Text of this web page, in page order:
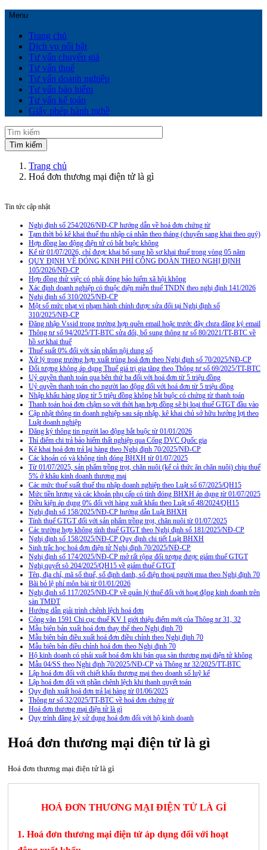
Menu
Trang chủ
Dịch vụ nổi bật
Tư vấn chuyển giá
Tư vấn thuế
Tư vấn doanh nghiệp
Tư vấn bảo hiểm
Tư vấn kế toán
Giấy phép hành nghề
Trang chủ
Hoá đơn thương mại điện tử là gì
Tin tức cập nhật
Nghị định số 254/2026/NĐ-CP hướng dẫn về hoá đơn chứng từ
Tạm thời bỏ kê khai thuế thu nhập cá nhân theo tháng (chuyển sang khai theo quý)
Hợp đồng lao động điện tử có bắt buộc không
Kể từ 01/07/2026, chỉ được khai bổ sung hồ sơ khai thuế trong vòng 05 năm
QUY ĐỊNH VỀ ĐÓNG KINH PHÍ CÔNG ĐOÀN THEO NGHỊ ĐỊNH
105/2026/NĐ-CP
Hợp đồng thử việc có phải đóng bảo hiểm xã hội không
Xác định doanh nghiệp có thuộc diện miễn thuế TNDN theo nghị định 141/2026
Nghị định số 310/2025/NĐ-CP
Một số mức phạt vi phạm hành chính được sửa đổi tại Nghị định số
310/2025/NĐ-CP
Đăng nhập Vssid trong trường hợp quên email hoặc trước đây chưa đăng ký email
Thông tư số 94/2025/TT-BTC sửa đổi, bổ sung thông tư số 80/2021/TT-BTC về
hồ sơ khai thuế
Thuế suất 0% đối với sản phẩm nội dung số
Xử lý trong trường hợp xuất trùng hoá đơn theo Nghị định số 70/2025/NĐ-CP
Đối tượng không áp dụng Thuế giá trị gia tăng theo Thông tư số 69/2025/TT-BTC
Uỷ quyền thanh toán qua bên thứ ba đối với hoá đơn từ 5 triệu đồng
Uỷ quyền thanh toán cho người lao động đối với hoá đơn từ 5 triệu đồng
Nhập khẩu hàng tặng từ 5 triệu đồng không bắt buộc có chứng từ thanh toán
Thanh toán hoá đơn chậm so với thời hạn hợp đồng sẽ bị loại thuế GTGT đầu vào
Cập nhật thông tin doanh nghiệp sau sáp nhập, kê khai chủ sở hữu hưởng lợi theo
Luật doanh nghiệp
Đăng ký thông tin người lao động bắt buộc từ 01/01/2026
Thí điểm chi trả bảo hiểm thất nghiệp qua Cổng DVC Quốc gia
Kê khai hoá đơn trả lại hàng theo Nghị định 70/2025/NĐ-CP
Các khoản có và không tính đóng BHXH từ 01/07/2025
Từ 01/07/2025, sản phẩm trồng trọt, chăn nuôi (kể cả thức ăn chăn nuôi) chịu thuế
5% ở khâu kinh doanh thương mại
Các mức thuế suất thuế thu nhập doanh nghiệp theo Luật số 67/2025/QH15
Mức tiền lương và các khoản phụ cấp có tính đóng BHXH áp dụng từ 01/07/2025
Điều kiện áp dụng 0% đối với hàng xuất khẩu theo Luật số 48/2024/QH15
Nghị định số 158/2025/NĐ-CP hướng dẫn Luật BHXH
Tính thuế GTGT đối với sản phẩm trồng trọt, chăn nuôi từ 01/07/2025
Các trường hợp không tính thuế GTGT theo Nghị định số 181/2025/NĐ-CP
Nghị định số 158/2025/NĐ-CP Quy định chi tiết Luật BHXH
Sinh trắc học hoá đơn điện tử Nghị định 70/2025/NĐ-CP
Nghị định số 174/2025/NĐ-CP mở rất rộng đối tượng được giảm thuế GTGT
Nghị quyết sô 204/2025/QH15 về giảm thuế GTGT
Tên, địa chỉ, mã số thuế, số định danh, số điện thoại người mua theo Nghị định 70
Bãi bỏ lệ phí môn bài từ 01/01/2026
Nghị định số 117/2025/NĐ-CP về quản lý thuế đối với hoạt động kinh doanh trên
sàn TMĐT
Hướng dẫn giải trình chênh lệch hoá đơn
Công văn 1591 Chi cục thuế KV I giới thiệu điểm mới của Thông tư 31, 32
Mẫu biên bản xuất hoá đơn thay thế theo Nghị định 70
Mẫu biên bản điều xuất hoá đơn điều chỉnh theo Nghị định 70
Mẫu biên bản điều chỉnh hoá đơn theo Nghị định 70
Hộ kinh doanh có phải xuất hoá đơn khi bán qua sàn thương mại điện tử không
Mẫu 04/SS theo Nghi định 70/2025/NĐ-CP và Thông tư 32/2025/TT-BTC
Lập hoá đơn đối với chiết khấu thương mại theo doanh số luỹ kế
Lập hoá đơn đối với phần chênh lệch khi thanh quyết toán
Quy định xuất hoá đơn trả lại hàng từ 01/06/2025
Thông tư số 32/2025/TT-BTC về hoá đơn chứng từ
Hoá đơn thương mại điện tử là gì
Quy trình đăng ký sử dụng hoá đơn đối với hộ kinh doanh
Hoá đơn thương mại điện tử là gì
Hoá đơn thương mại điện tử là gì
HOÁ ĐƠN THƯƠNG MẠI ĐIỆN TỬ LÀ GÌ
1. Hoá đơn thương mại điện tử áp dụng đối với hoạt